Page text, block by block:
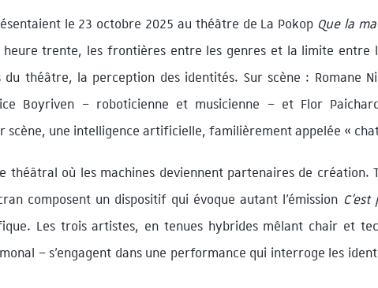
le 23 octobre 2025 au théâtre de La Pokop Que la
trente, les frontières entre les genres et la limite entre
théâtre, la perception des identités. Sur scène : Romane
Boyriven – roboticienne et musicienne – et Flor
scène, une intelligence artificielle, familièrement appelée «
théâtral où les machines deviennent partenaires de création.
composent un dispositif qui évoque autant l’émission
Les trois artistes, en tenues hybrides mêlant chair et
– s’engagent dans une performance qui interroge les